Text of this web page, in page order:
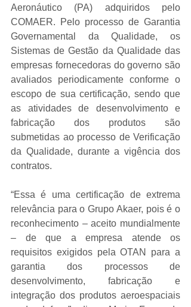
Aeronáutico (PA) adquiridos pelo
COMAER. Pelo processo de Garantia
Governamental da Qualidade, os
Sistemas de Gestão da Qualidade das
empresas fornecedoras do governo são
avaliados periodicamente conforme o
escopo de sua certificação, sendo que
as atividades de desenvolvimento e
fabricação dos produtos são
submetidas ao processo de Verificação
da Qualidade, durante a vigência dos
contratos.
“Essa é uma certificação de extrema
relevância para o Grupo Akaer, pois é o
reconhecimento – aceito mundialmente
– de que a empresa atende os
requisitos exigidos pela OTAN para a
garantia dos processos de
desenvolvimento, fabricação e
integração dos produtos aeroespaciais